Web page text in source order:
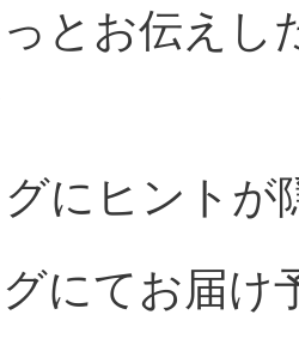
とお伝えし
にヒントが
にてお届け